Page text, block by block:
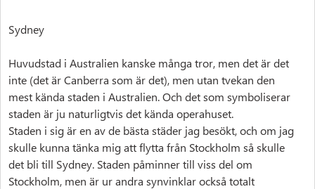
Sydney
Huvudstad i Australien kanske många tror, men det är det
inte (det är Canberra som är det), men utan tvekan den
mest kända staden i Australien. Och det som symboliserar
staden är ju naturligtvis det kända operahuset.
Staden i sig är en av de bästa städer jag besökt, och om jag
skulle kunna tänka mig att flytta från Stockholm så skulle
det bli till Sydney. Staden påminner till viss del om
Stockholm, men är ur andra synvinklar också totalt